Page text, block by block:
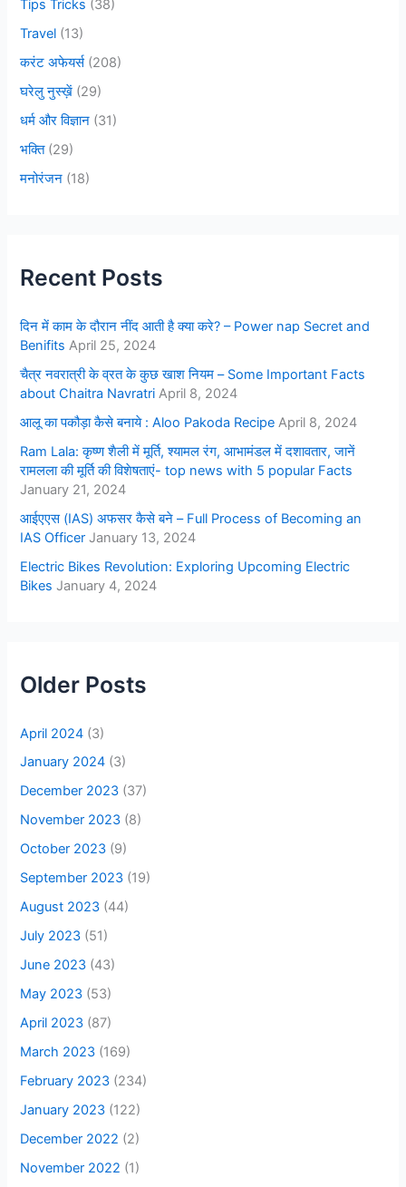
Tips Tricks (38)
Travel (13)
करंट अफेयर्स(208)
घरेलु नुस्ख़ें (29)
धर्म और विज्ञान (31)
भक्ति(29)
मनोरंजन (18)
Recent Posts
दिन में काम के दौरान नींद आती है क्या करे? – Power nap Secret and
Benifits April 25, 2024
चैत्र नवरात्री के व्रत के कुछ खाश नियम – Some Important Facts
about Chaitra Navratri April 8, 2024
आलू का पकौड़ा कैसे बनाये : Aloo Pakoda Recipe April 8, 2024
Ram Lala: कृष्ण शैली में मूर्ति, श्यामल रंग, आभामंडल में दशावतार, जानें
रामलला की मूर्ति की विशेषताएं- top news with 5 popular Facts
January 21, 2024
आईएएस (IAS) अफसर कैसे बने – Full Process of Becoming an
IAS Officer January 13, 2024
Electric Bikes Revolution: Exploring Upcoming Electric
Bikes January 4, 2024
Older Posts
April 2024 (3)
January 2024 (3)
December 2023 (37)
November 2023 (8)
October 2023 (9)
September 2023 (19)
August 2023 (44)
July 2023 (51)
June 2023 (43)
May 2023 (53)
April 2023 (87)
March 2023 (169)
February 2023 (234)
January 2023 (122)
December 2022 (2)
November 2022 (1)